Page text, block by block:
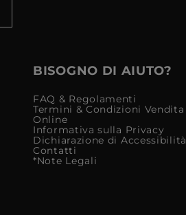
BISOGNO DI AIUTO?
FAQ & Regolamenti
Termini & Condizioni Vendita
Online
Informativa sulla Privacy
Dichiarazione di Accessibilità
Contatti
*Note Legali